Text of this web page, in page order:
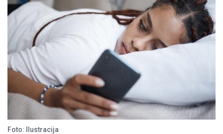
Foto: Ilustracija